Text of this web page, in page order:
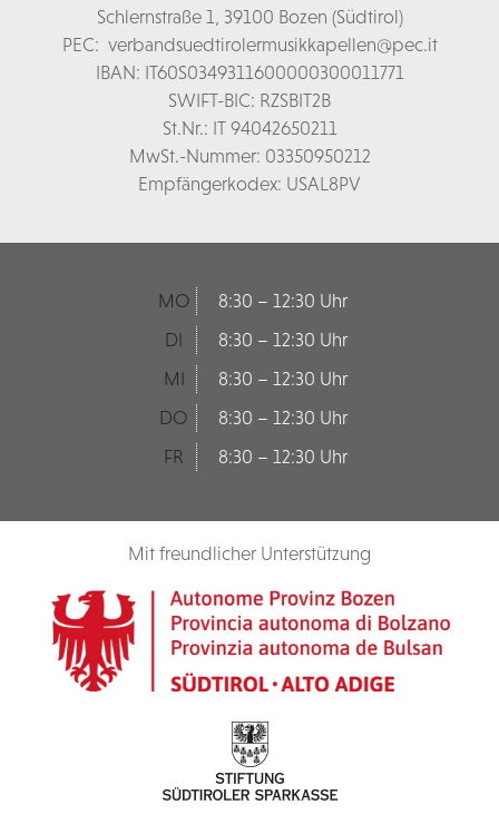
Schlernstraße 1, 39100 Bozen (Südtirol)
PEC: verbandsuedtirolermusikkapellen@pec.it
IBAN: IT60S0349311600000300011771
SWIFT-BIC: RZSBIT2B
St.Nr.: IT 94042650211
MwSt.-Nummer: 03350950212
Empfängerkodex: USAL8PV
MO
8:30 – 12:30 Uhr
DI
8:30 – 12:30 Uhr
MI
8:30 – 12:30 Uhr
DO
8:30 – 12:30 Uhr
FR
8:30 – 12:30 Uhr
Mit freundlicher Unterstützung